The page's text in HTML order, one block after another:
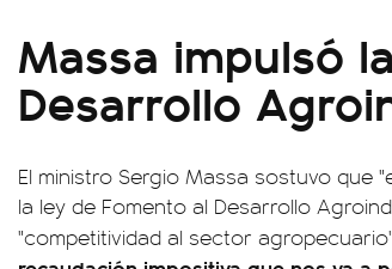
Massa impulsó
Desarrollo
El ministro Sergio Massa sostuvo que
la ley de Fomento al Desarrollo
"competitividad al sector